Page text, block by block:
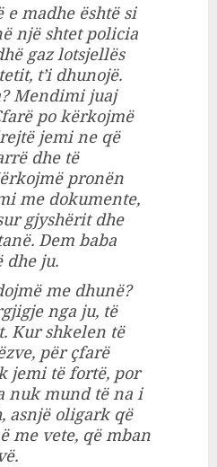
e madhe është si
një shtet policia
gaz lotsjellës
t’i dhunojë.
Mendimi juaj
po kërkojmë
jemi ne që
dhe të
pronën
me dokumente,
gjyshërit dhe
Dem baba
dhe ju.
me dhunë?
nga ju, të
Kur shkelen të
për çfarë
jemi të fortë, por
nuk mund të na i
asnjë oligark që
me vete, që mban